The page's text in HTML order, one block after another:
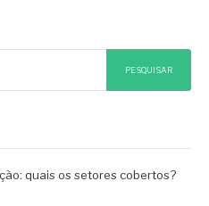
PESQUISAR
quais os setores cobertos?